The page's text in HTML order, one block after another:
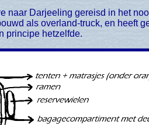
als overland-truck, en heeft
principe hetzelfde.